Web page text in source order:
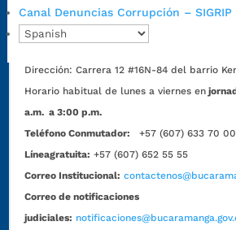
Canal Denuncias Corrupción – SIGRIP
Viernes: 7:00 a.m. a 5:00 p.m. en
30 minutos de descanso al medio día.
Dirección:Carrera 12 #16N-84 del barrio
Horario habitual de lunes a viernes en
a.m. a 3:00 p.m.
Teléfono Conmutador:
+57 (607) 633 70 00
Líneagratuita: +57 (607) 652 55 55
Correo Institucional:
Correo de notificaciones
judiciales: